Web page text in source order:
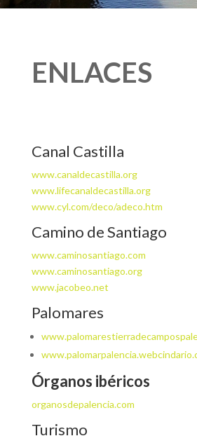
ENLACES
Canal Castilla
www.canaldecastilla.org
www.lifecanaldecastilla.org
www.cyl.com/deco/adeco.htm
Camino de Santiago
www.caminosantiago.com
www.caminosantiago.org
www.jacobeo.net
Palomares
Órganos ibéricos
organosdepalencia.com
Turismo